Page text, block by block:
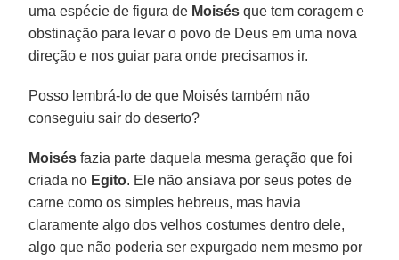
uma espécie de figura de Moisés que tem coragem e
obstinação para levar o povo de Deus em uma nova
direção e nos guiar para onde precisamos ir.
Posso lembrá-lo de que Moisés também não
conseguiu sair do deserto?
Moisés fazia parte daquela mesma geração que foi
criada no Egito. Ele não ansiava por seus potes de
carne como os simples hebreus, mas havia
claramente algo dos velhos costumes dentro dele,
algo que não poderia ser expurgado nem mesmo por